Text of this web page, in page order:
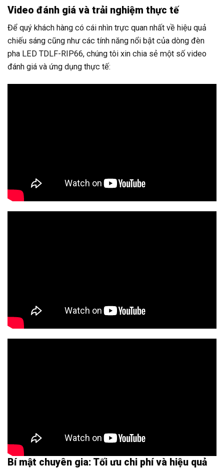
Video đánh giá và trải nghiệm thực tế
Để quý khách hàng có cái nhìn trực quan nhất về hiệu quả
chiếu sáng cũng như các tính năng nổi bật của dòng đèn
pha LED TDLF-RIP66, chúng tôi xin chia sẻ một số video
đánh giá và ứng dụng thực tế:
Bí mật chuyên gia: Tối ưu chi phí và hiệu quả